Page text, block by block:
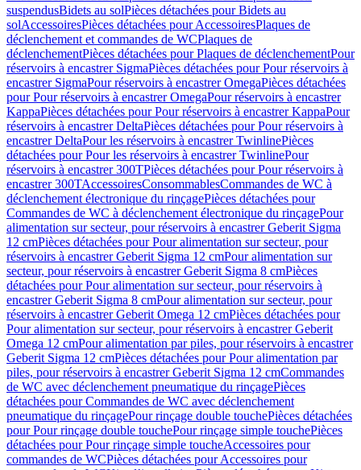
suspendusBidets au solPièces détachées pour Bidets au
solAccessoiresPièces détachées pour AccessoiresPlaques de
déclenchement et commandes de WCPlaques de
déclenchementPièces détachées pour Plaques de déclenchementPour
réservoirs à encastrer SigmaPièces détachées pour Pour réservoirs à
encastrer SigmaPour réservoirs à encastrer OmegaPièces détachées
pour Pour réservoirs à encastrer OmegaPour réservoirs à encastrer
KappaPièces détachées pour Pour réservoirs à encastrer KappaPour
réservoirs à encastrer DeltaPièces détachées pour Pour réservoirs à
encastrer DeltaPour les réservoirs à encastrer TwinlinePièces
détachées pour Pour les réservoirs à encastrer TwinlinePour
réservoirs à encastrer 300TPièces détachées pour Pour réservoirs à
encastrer 300TAccessoiresConsommablesCommandes de WC à
déclenchement électronique du rinçagePièces détachées pour
Commandes de WC à déclenchement électronique du rinçagePour
alimentation sur secteur, pour réservoirs à encastrer Geberit Sigma
12 cmPièces détachées pour Pour alimentation sur secteur, pour
réservoirs à encastrer Geberit Sigma 12 cmPour alimentation sur
secteur, pour réservoirs à encastrer Geberit Sigma 8 cmPièces
détachées pour Pour alimentation sur secteur, pour réservoirs à
encastrer Geberit Sigma 8 cmPour alimentation sur secteur, pour
réservoirs à encastrer Geberit Omega 12 cmPièces détachées pour
Pour alimentation sur secteur, pour réservoirs à encastrer Geberit
Omega 12 cmPour alimentation par piles, pour réservoirs à encastrer
Geberit Sigma 12 cmPièces détachées pour Pour alimentation par
piles, pour réservoirs à encastrer Geberit Sigma 12 cmCommandes
de WC avec déclenchement pneumatique du rinçagePièces
détachées pour Commandes de WC avec déclenchement
pneumatique du rinçagePour rinçage double touchePièces détachées
pour Pour rinçage double touchePour rinçage simple touchePièces
détachées pour Pour rinçage simple toucheAccessoires pour
commandes de WCPièces détachées pour Accessoires pour